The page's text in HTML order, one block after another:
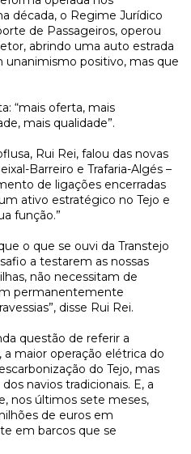
década, o Regime Jurídico
de Passageiros, operou
abrindo uma auto estrada
positivo, mas que
“mais oferta, mais
mais qualidade”.
Rui Rei, falou das novas
Barreiro e Trafaria-Algés –
de ligações encerradas
ativo estratégico no Tejo e
função.”
o que se ouvi da Transtejo
a testarem as nossas
não necessitam de
permanentemente
disse Rui Rei.
questão de referir a
maior operação elétrica do
do Tejo, mas
navios tradicionais. E, a
nos últimos sete meses,
de euros em
em barcos que se